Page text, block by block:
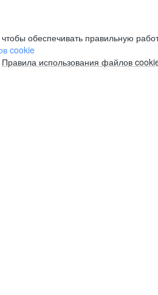
обеспечивать правильную
cookie
Правила использования файлов